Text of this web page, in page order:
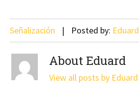
Señalización Posted by: Eduard
About Eduard
View all posts by Eduard